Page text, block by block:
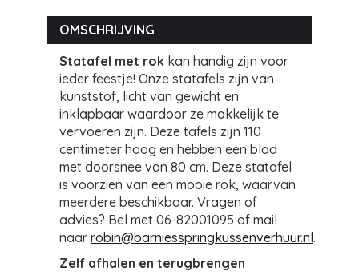
OMSCHRIJVING
Statafel met rok kan handig zijn voor
ieder feestje! Onze statafels zijn van
kunststof, licht van gewicht en
inklapbaar waardoor ze makkelijk te
vervoeren zijn. Deze tafels zijn 110
centimeter hoog en hebben een blad
met doorsnee van 80 cm. Deze statafel
is voorzien van een mooie rok, waarvan
meerdere beschikbaar. Vragen of
advies? Bel met 06-82001095 of mail
naar robin@barniesspringkussenverhuur.nl.
Zelf afhalen en terugbrengen